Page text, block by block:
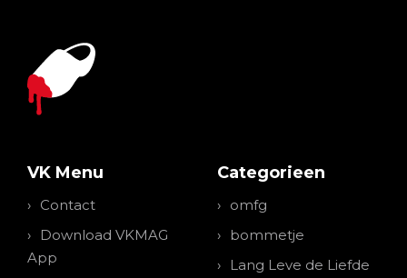
VK Menu
Contact
Download VKMAG
App
Categorieen
omfg
bommetje
Lang Leve de Liefde